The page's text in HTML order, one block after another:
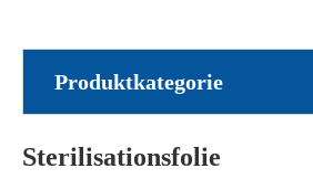
Produktkategorie
Sterilisationsfolie